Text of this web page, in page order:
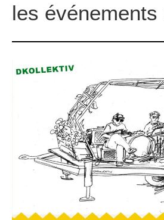
les événements